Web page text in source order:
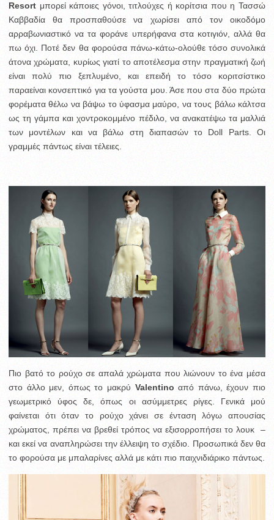
Resort μπορεί κάποιες γόνοι, τιτλούχες ή κορίτσια που η Τασσώ
Καββαδία θα προσπαθούσε να χωρίσει από τον οικοδόμο
αρραβωνιαστικό να τα φοράνε υπερήφανα στα κοτιγιόν, αλλά θα
πω όχι. Ποτέ δεν θα φορούσα πάνω-κάτω-ολούθε τόσο συνολικά
άτονα χρώματα, κυρίως γιατί το αποτέλεσμα στην πραγματική ζωή
είναι πολύ πιο ξεπλυμένο, και επειδή το τόσο κοριτσίστικο
παραείναι κονσεπτικό για τα γούστα μου. Άσε που στα δύο πρώτα
φορέματα θέλω να βάψω το ύφασμα μαύρο, να τους βάλω κάλτσα
ως τη γάμπα και χοντροκομμένο πέδιλο, να ανακατέψω τα μαλλιά
των μοντέλων και να βάλω στη διαπασών το Doll Parts. Οι
γραμμές πάντως είναι τέλειες.
Πιο βατό το ρούχο σε απαλά χρώματα που λιώνουν το ένα μέσα
στο άλλο μεν, όπως το μακρύ Valentinoαπό πάνω, έχουν πιο
γεωμετρικό ύφος δε, όπως οι ασύμμετρες ρίγες. Γενικά μού
φαίνεται ότι όταν το ρούχο χάνει σε ένταση λόγω απουσίας
χρώματος, πρέπει να βρεθεί τρόπος να εξισορροπήσει το λουκ –
και εκεί να αναπληρώσει την έλλειψη το σχέδιο. Προσωπικά δεν θα
το φορούσα με μπαλαρίνες αλλά με κάτι πιο παιχνιδιάρικο πάντως.